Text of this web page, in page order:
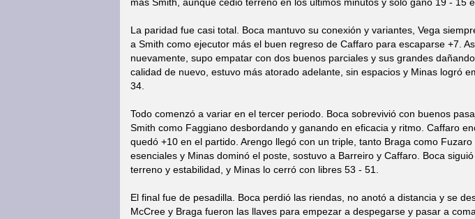
La paridad fue casi total. Boca mantuvo su conexión y variantes, Vega
a Smith como ejecutor más el buen regreso de Caffaro para escaparse +7.
nuevamente, supo empatar con dos buenos parciales y sus grandes
calidad de nuevo, estuvo más atorado adelante, sin espacios y Minas logró
34.
Todo comenzó a variar en el tercer periodo. Boca sobrevivió con buenos
Smith como Faggiano desbordando y ganando en eficacia y ritmo. Caffaro
quedó +10 en el partido. Arengo llegó con un triple, tanto Braga como
esenciales y Minas dominó el poste, sostuvo a Barreiro y Caffaro. Boca
terreno y estabilidad, y Minas lo cerró con libres 53 - 51.
El final fue de pesadilla. Boca perdió las riendas, no anotó a distancia y se
McCree y Braga fueron las llaves para empezar a despegarse y pasar a